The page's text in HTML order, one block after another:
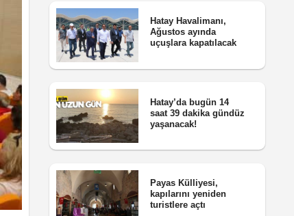
Hatay Havalimanı,
Ağustos ayında
uçuşlara kapatılacak
Hatay’da bugün 14
saat 39 dakika gündüz
yaşanacak!
Payas Külliyesi,
kapılarını yeniden
turistlere açtı